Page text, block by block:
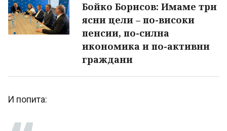
Бойко Борисов: Имаме три
ясни цели – по-високи
пенсии, по-силна
икономика и по-активни
граждани
И попита: